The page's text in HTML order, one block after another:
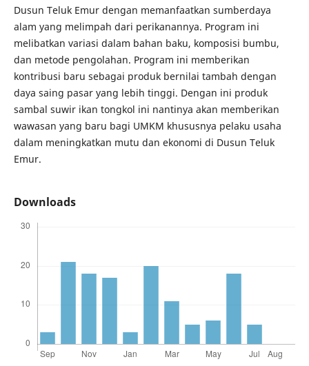
Dusun Teluk Emur dengan memanfaatkan sumberdaya
alam yang melimpah dari perikanannya. Program ini
melibatkan variasi dalam bahan baku, komposisi bumbu,
dan metode pengolahan. Program ini memberikan
kontribusi baru sebagai produk bernilai tambah dengan
daya saing pasar yang lebih tinggi. Dengan ini produk
sambal suwir ikan tongkol ini nantinya akan memberikan
wawasan yang baru bagi UMKM khususnya pelaku usaha
dalam meningkatkan mutu dan ekonomi di Dusun Teluk
Emur.
Downloads